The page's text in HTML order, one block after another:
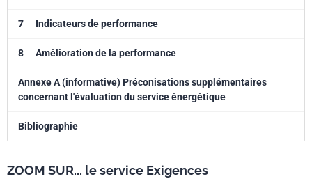
Les éléments suivants ne relèvent pas du domaine d'application de
services d'efficacité énergétique offerts aux utilisateurs individuels
d'énergie ou les services fournis par des sociétés de services
énergétiques;
· les méthodes de conception et de construction des systèmes de
production, de transport et de distribution d'énergie;
management des activités liées aux services énergétiques, y compris
7 Indicateurs de performance
8 Amélioration de la performance
Annexe A (informative) Préconisations supplémentaires
concernant l'évaluation du service énergétique
Bibliographie
ZOOM SUR... le service Exigences